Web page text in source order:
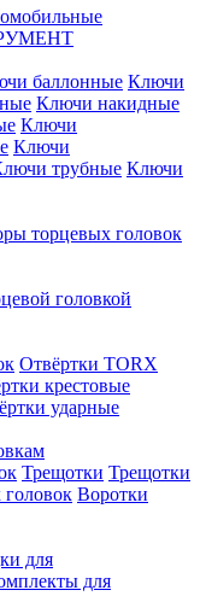
баллонные Ключи
Ключи накидные
Ключи
Ключи
трубные Ключи
торцевых головок
головкой
Отвёртки TORX
крестовые
ударные
Трещотки Трещотки
Воротки
для
для